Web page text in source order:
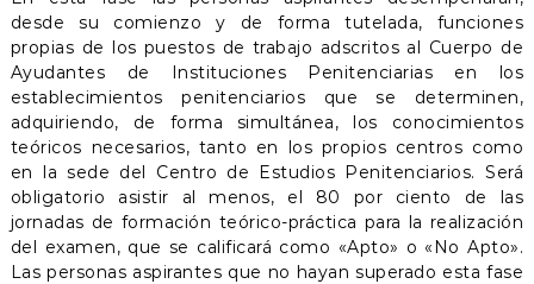
n
s
desde su comienzo y de forma tutelada, funciones
propias de los puestos de trabajo adscritos al Cuerpo de
Ayudantes de Instituciones Penitenciarias en los
establecimientos penitenciarios que se determinen,
adquiriendo, de forma simultánea, los conocimientos
teóricos necesarios, tanto en los propios centros como
en la sede del Centro de Estudios Penitenciarios. Será
obligatorio asistir al menos, el 80 por ciento de las
jornadas de formación teórico-práctica para la realización
del examen, que se calificará como «Apto» o «No Apto».
Las personas aspirantes que no hayan superado esta fase